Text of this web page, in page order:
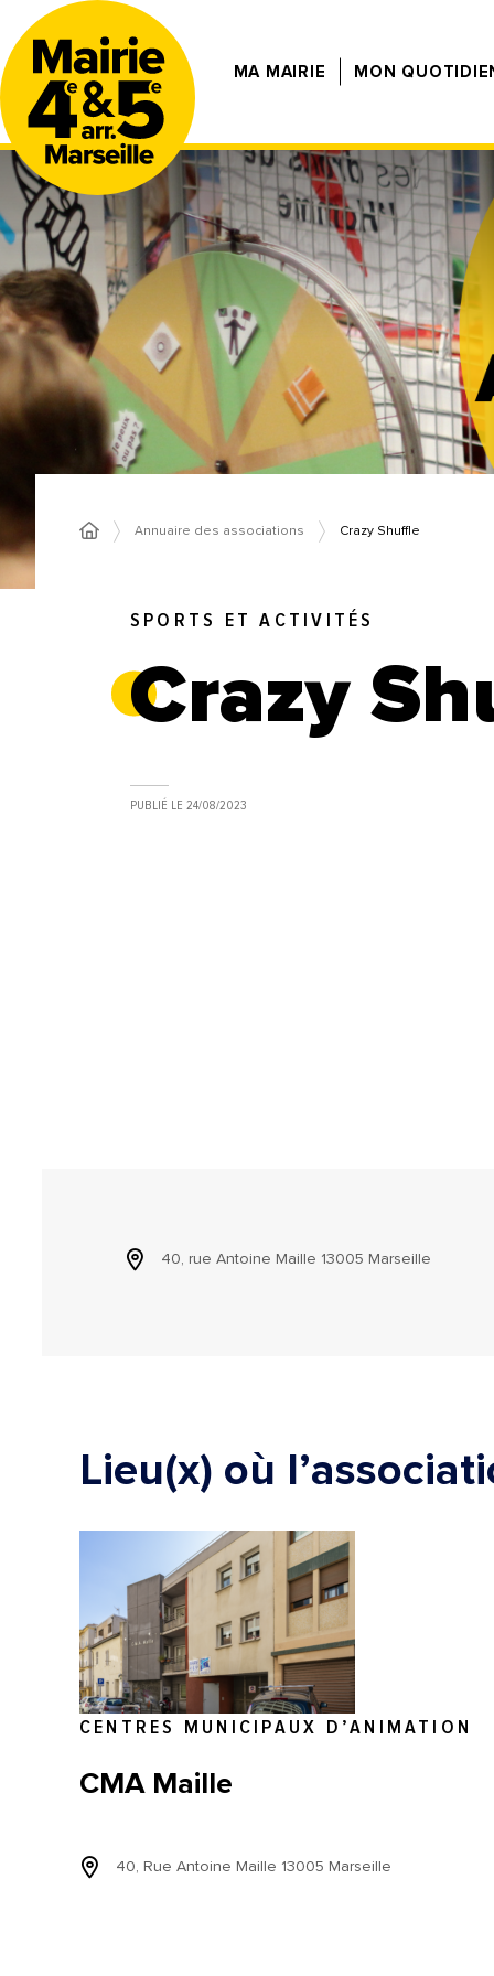
MA MAIRIE MON
Annuaire des associations Crazy Shuffle
SPORTS ET ACTIVITÉS
Crazy
PUBLIÉ LE 24/08/2023
40, rue Antoine Maille 13005 Marseille
Lieu(x) où
CENTRES MUNICIPAUX D’ANIMATION
CMA Maille
40, Rue Antoine Maille 13005 Marseille